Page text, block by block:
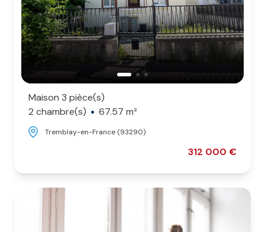
Maison 3 pièce(s)
2 chambre(s)
67.57 m²
Tremblay-en-France (93290)
312 000 €